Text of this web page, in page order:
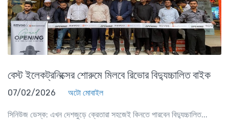
বেস্ট ইলেকট্রনিক্সের শোরুমে মিলবে রিভোর বিদ্যুচ্চালিত বাইক
07/02/2026 অটো মোবাইল
সিনিউজ ডেস্ক: এখন দেশজুড়ে ক্রেতারা সহজেই কিনতে পারবেন বিদ্যুচ্চালিত...